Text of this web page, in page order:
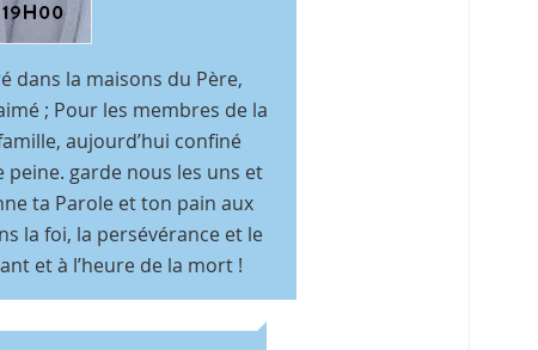
dans la maisons du Père,
; Pour les membres de la
aujourd’hui confiné
garde nous les uns et
ta Parole et ton pain aux
la foi, la persévérance et le
et à l’heure de la mort !